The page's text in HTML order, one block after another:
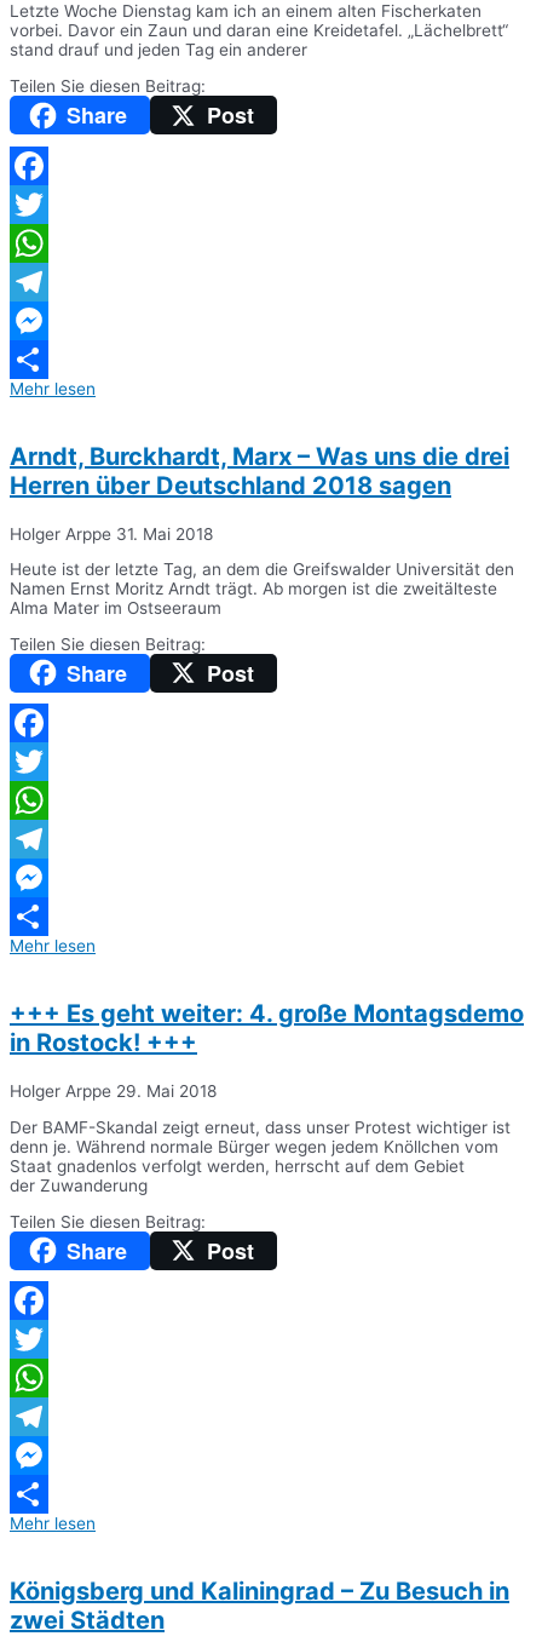
Letzte Woche Dienstag kam ich an einem alten Fischerkaten
vorbei. Davor ein Zaun und daran eine Kreidetafel. „Lächelbrett“
stand drauf und jeden Tag ein anderer
Teilen Sie diesen Beitrag:
Share Post
Facebook
Twitter
WhatsApp
Telegram
Messenger
Teilen
Mehr lesen
Arndt, Burckhardt, Marx – Was uns die drei
Herren über Deutschland 2018 sagen
Holger Arppe 31. Mai 2018
Heute ist der letzte Tag, an dem die Greifswalder Universität den
Namen Ernst Moritz Arndt trägt. Ab morgen ist die zweitälteste
Alma Mater im Ostseeraum
Teilen Sie diesen Beitrag:
Share Post
Facebook
Twitter
WhatsApp
Telegram
Messenger
Teilen
Mehr lesen
+++ Es geht weiter: 4. große Montagsdemo
in Rostock! +++
Holger Arppe 29. Mai 2018
Der BAMF-Skandal zeigt erneut, dass unser Protest wichtiger ist
denn je. Während normale Bürger wegen jedem Knöllchen vom
Staat gnadenlos verfolgt werden, herrscht auf dem Gebiet
der Zuwanderung
Teilen Sie diesen Beitrag:
Share Post
Facebook
Twitter
WhatsApp
Telegram
Messenger
Teilen
Mehr lesen
Königsberg und Kaliningrad – Zu Besuch in
zwei Städten